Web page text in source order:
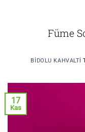
Füme
BIDOLU KAHVALTI
17
Kas